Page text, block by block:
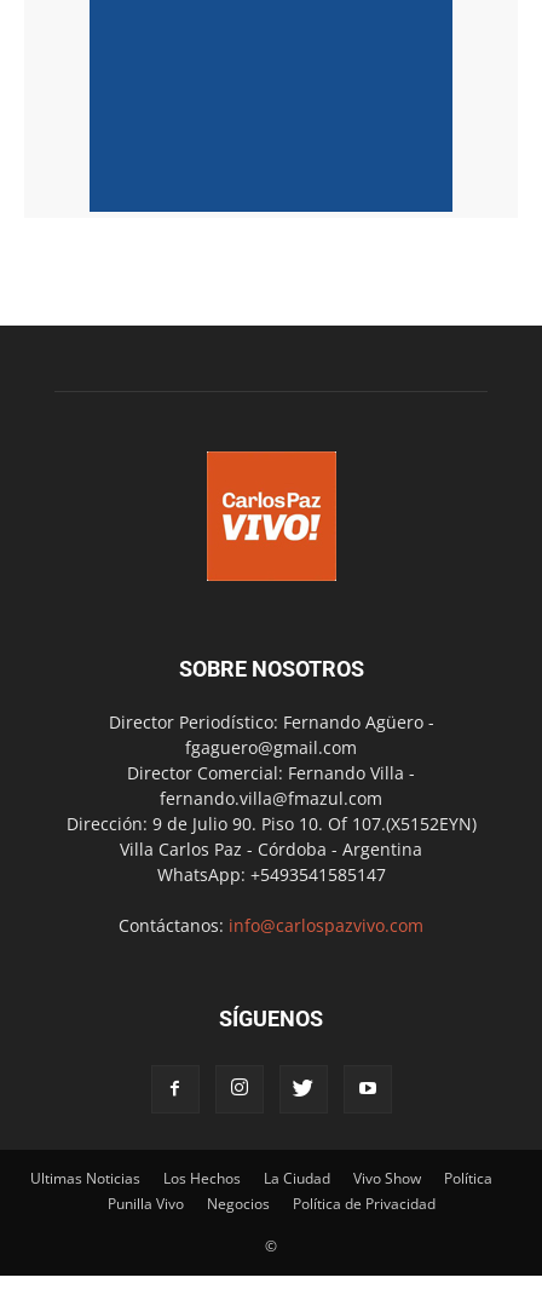
SOBRE NOSOTROS
Director Periodístico: Fernando Agüero -
fgaguero@gmail.com
Director Comercial: Fernando Villa -
fernando.villa@fmazul.com
Dirección: 9 de Julio 90. Piso 10. Of 107.(X5152EYN)
Villa Carlos Paz - Córdoba - Argentina
WhatsApp: +5493541585147
Contáctanos: info@carlospazvivo.com
SÍGUENOS
Ultimas Noticias Los Hechos La Ciudad Vivo Show
Política
Punilla Vivo
Negocios Política de Privacidad
©